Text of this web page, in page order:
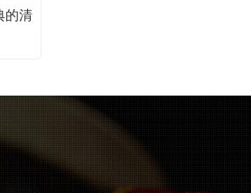
的清